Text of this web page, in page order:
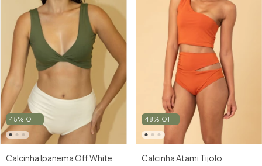
45% OFF
Calcinha Ipanema Off White
48% OFF
Calcinha Atami Tijolo